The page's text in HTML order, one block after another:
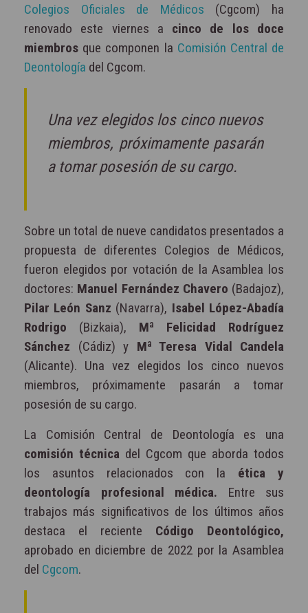
Colegios Oficiales de Médicos (Cgcom) ha
renovado este viernes a cinco de los doce
miembros que componen la Comisión Central de
Deontología del Cgcom.
Una vez elegidos los cinco nuevos
miembros, próximamente pasarán
a tomar posesión de su cargo.
Sobre un total de nueve candidatos presentados a
propuesta de diferentes Colegios de Médicos,
fueron elegidos por votación de la Asamblea los
doctores: Manuel Fernández Chavero (Badajoz),
Pilar León Sanz (Navarra), Isabel López-Abadía
Rodrigo (Bizkaia), Mª Felicidad Rodríguez
Sánchez (Cádiz) y Mª Teresa Vidal Candela
(Alicante). Una vez elegidos los cinco nuevos
miembros, próximamente pasarán a tomar
posesión de su cargo.
La Comisión Central de Deontología es una
comisión técnica del Cgcom que aborda todos
los asuntos relacionados con la ética y
deontología profesional médica. Entre sus
trabajos más significativos de los últimos años
destaca el reciente Código Deontológico,
aprobado en diciembre de 2022 por la Asamblea
del Cgcom.